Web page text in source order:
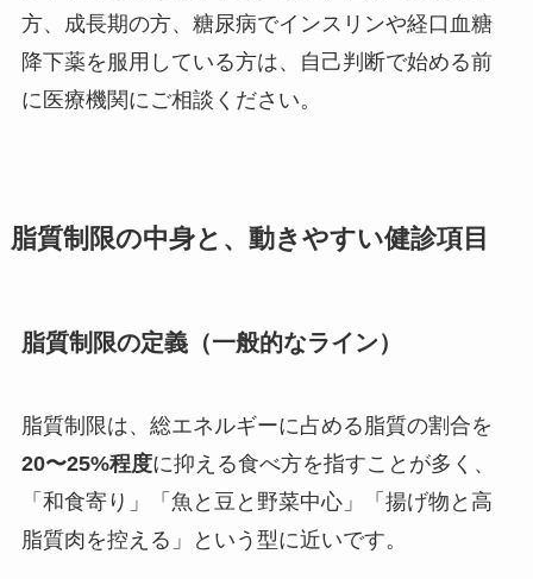
方、成長期の方、糖尿病でインスリンや経口血糖
降下薬を服用している方は、自己判断で始める前
に医療機関にご相談ください。
脂質制限の中身と、動きやすい健診項目
脂質制限の定義（一般的なライン）
脂質制限は、総エネルギーに占める脂質の割合を
20〜25%程度に抑える食べ方を指すことが多く、
「和食寄り」「魚と豆と野菜中心」「揚げ物と高
脂質肉を控える」という型に近いです。